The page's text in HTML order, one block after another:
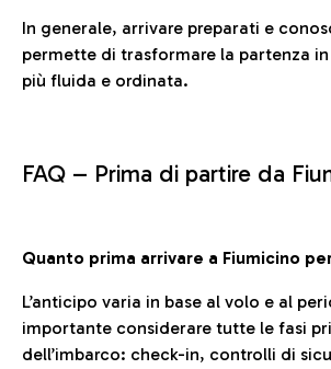
In generale, arrivare preparati e
permette di trasformare la partenza in
più fluida e ordinata.
FAQ – Prima di partire da
Quanto prima arrivare a Fiumicino
L’anticipo varia in base al volo e al
importante considerare tutte le fasi
dell’imbarco: check-in, controlli di